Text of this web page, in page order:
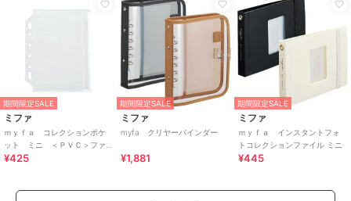
期間限定SALE
ミファ
ｍｙｆａ コレクションポケ
ット ミニ ＜ＰＶＣ＞ファ
スナー付
¥425
期間限定SALE
ミファ
myfa クリヤーバインダー
¥1,881
期間限定SALE
ミファ
ｍｙｆａ インスタントフォ
トコレクションファイル ミニ
¥445